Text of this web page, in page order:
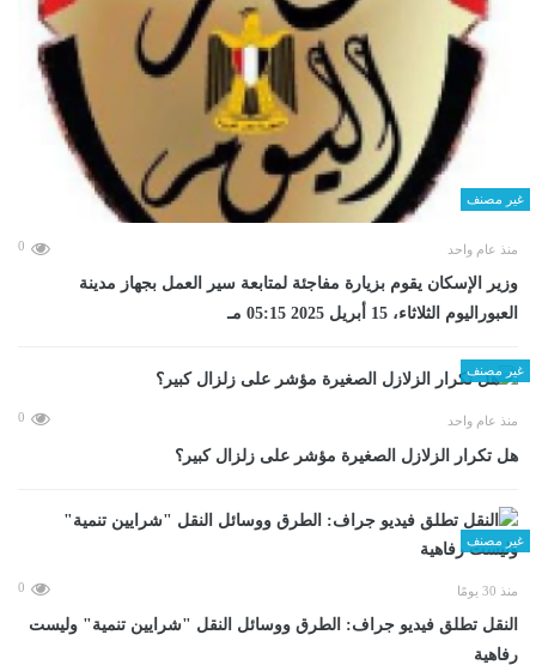
غير مصنف
منذ عام واحد 0
وزير الإسكان يقوم بزيارة مفاجئة لمتابعة سير العمل بجهاز مدينة
العبوراليوم الثلاثاء، 15 أبريل 2025 05:15 مـ
غير مصنف
منذ عام واحد 0
هل تكرار الزلازل الصغيرة مؤشر على زلزال كبير؟
غير مصنف
منذ 30 يومًا 0
​النقل تطلق فيديو جراف: الطرق ووسائل النقل "شرايين تنمية" وليست
رفاهية